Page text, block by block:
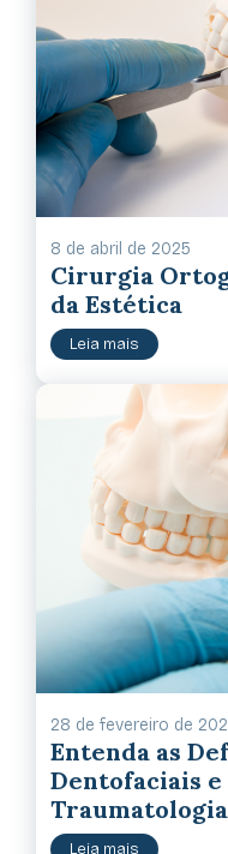
8 de abril de 2025
Cirurgia
da Estética
Leia mais
28 de fevereiro de
Entenda as
Dentofaciais
Leia mais